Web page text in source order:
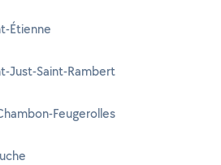
Étienne
Just-Saint-Rambert
Feugerolles